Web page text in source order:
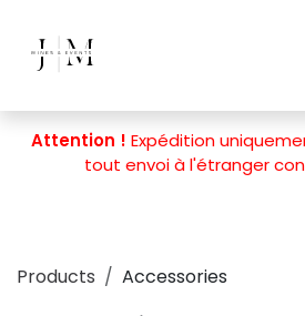
Attention ! Expédition
tout envoi à l'étranger
Products Accessories